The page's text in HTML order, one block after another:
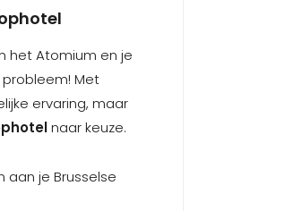
het Atomium en je
Met
ervaring, maar
naar keuze.
aan je Brusselse